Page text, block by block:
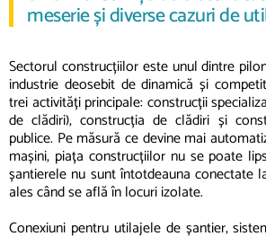
meserie și diverse cazuri de
Sectorul construcțiilor este unul dintre
industrie deosebit de dinamică și
trei activități principale: construcții
de clădiri), construcția de clădiri și
publice. Pe măsură ce devine mai
mașini, piața construcțiilor nu se poate
șantierele nu sunt întotdeauna conectate
ales când se află în locuri izolate.
Conexiuni pentru utilajele de șantier,